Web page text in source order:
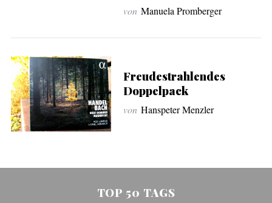
von Manuela Promberger
Freudestrahlendes
Doppelpack
von Hanspeter Menzler
TOP 50 TAGS